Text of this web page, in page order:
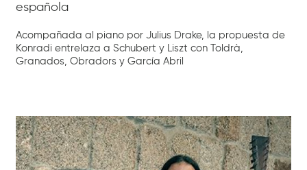
española
Acompañada al piano por Julius Drake, la propuesta de
Konradi entrelaza a Schubert y Liszt con Toldrà,
Granados, Obradors y García Abril